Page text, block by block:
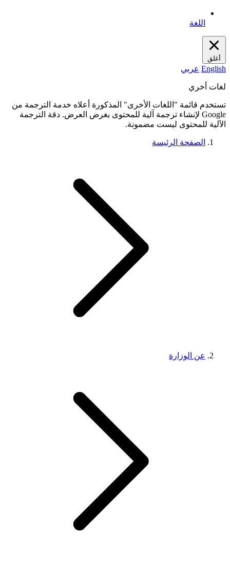
اللغة
أغلق
English عربي
لغات أخري
تستخدم قائمة "اللغات الأخرى" المذكورة أعلاه خدمة الترجمة من
Google لإنشاء ترجمة آلية للمحتوى بغرض العرض. دقة الترجمة
الآلية للمحتوى ليست مضمونة.
الصفحة الرئيسة
عن الوزارة